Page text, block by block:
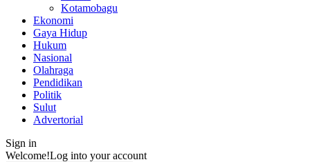
Kotamobagu
Ekonomi
Gaya Hidup
Hukum
Nasional
Olahraga
Pendidikan
Politik
Sulut
Advertorial
Sign in
Welcome!Log into your account